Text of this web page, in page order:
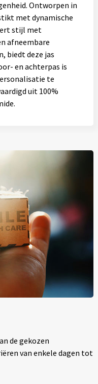
Ontworpen in
met dynamische
stijl met
afneembare
biedt deze jas
en achterpas is
te
uit 100%
de gekozen
van enkele dagen tot